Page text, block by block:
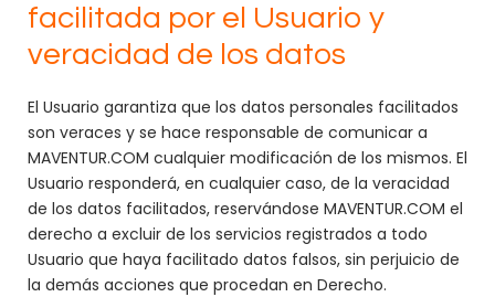
facilitada por el Usuario y
veracidad de los datos
El Usuario garantiza que los datos personales facilitados
son veraces y se hace responsable de comunicar a
MAVENTUR.COM cualquier modificación de los mismos. El
Usuario responderá, en cualquier caso, de la veracidad
de los datos facilitados, reservándose MAVENTUR.COM el
derecho a excluir de los servicios registrados a todo
Usuario que haya facilitado datos falsos, sin perjuicio de
la demás acciones que procedan en Derecho.